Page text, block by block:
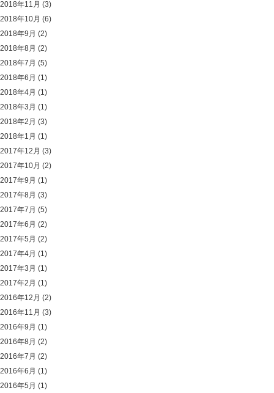
2018年11月 (3)
2018年10月 (6)
2018年9月 (2)
2018年8月 (2)
2018年7月 (5)
2018年6月 (1)
2018年4月 (1)
2018年3月 (1)
2018年2月 (3)
2018年1月 (1)
2017年12月 (3)
2017年10月 (2)
2017年9月 (1)
2017年8月 (3)
2017年7月 (5)
2017年6月 (2)
2017年5月 (2)
2017年4月 (1)
2017年3月 (1)
2017年2月 (1)
2016年12月 (2)
2016年11月 (3)
2016年9月 (1)
2016年8月 (2)
2016年7月 (2)
2016年6月 (1)
2016年5月 (1)